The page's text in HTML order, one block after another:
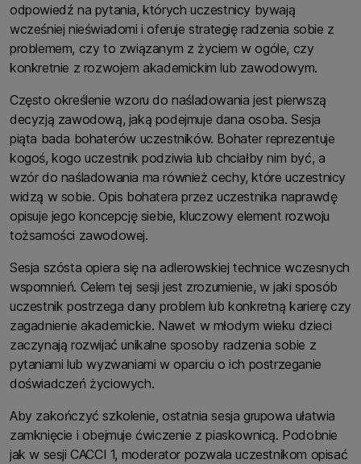
odpowiedź na pytania, których uczestnicy bywają
wcześniej nieświadomi i oferuje strategię radzenia sobie z
problemem, czy to związanym z życiem w ogóle, czy
konkretnie z rozwojem akademickim lub zawodowym.
Często określenie wzoru do naśladowania jest pierwszą
decyzją zawodową, jaką podejmuje dana osoba. Sesja
piąta bada bohaterów uczestników. Bohater reprezentuje
kogoś, kogo uczestnik podziwia lub chciałby nim być, a
wzór do naśladowania ma również cechy, które uczestnicy
widzą w sobie. Opis bohatera przez uczestnika naprawdę
opisuje jego koncepcję siebie, kluczowy element rozwoju
tożsamości zawodowej.
Sesja szósta opiera się na adlerowskiej technice wczesnych
wspomnień. Celem tej sesji jest zrozumienie, w jaki sposób
uczestnik postrzega dany problem lub konkretną karierę czy
zagadnienie akademickie. Nawet w młodym wieku dzieci
zaczynają rozwijać unikalne sposoby radzenia sobie z
pytaniami lub wyzwaniami w oparciu o ich postrzeganie
doświadczeń życiowych.
Aby zakończyć szkolenie, ostatnia sesja grupowa ułatwia
zamknięcie i obejmuje ćwiczenie z piaskownicą. Podobnie
jak w sesji CACCI 1, moderator pozwala uczestnikom opisać